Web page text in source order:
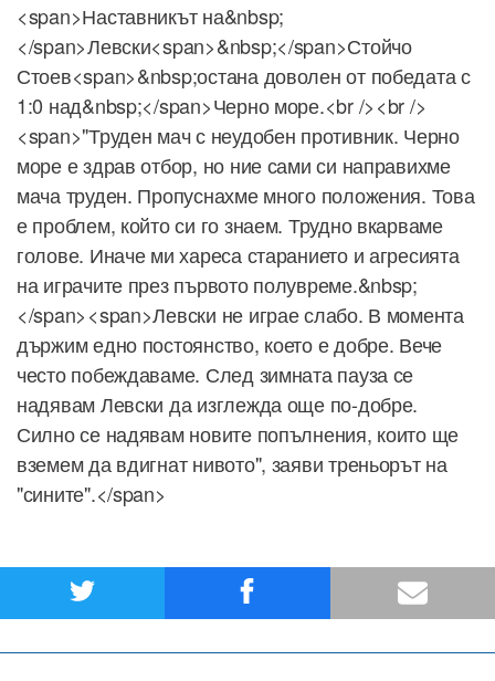
<span>Наставникът на&nbsp;
</span>Левски<span>&nbsp;</span>Стойчо
Стоев<span>&nbsp;остана доволен от победата с
1:0 над&nbsp;</span>Черно море.<br /><br />
<span>"Труден мач с неудобен противник. Черно
море е здрав отбор, но ние сами си направихме
мача труден. Пропуснахме много положения. Това
е проблем, който си го знаем. Трудно вкарваме
голове. Иначе ми хареса старанието и агресията
на играчите през първото полувреме.&nbsp;
</span><span>Левски не играе слабо. В момента
държим едно постоянство, което е добре. Вече
често побеждаваме. След зимната пауза се
надявам Левски да изглежда още по-добре.
Силно се надявам новите попълнения, които ще
вземем да вдигнат нивото", заяви треньорът на
"сините".</span>